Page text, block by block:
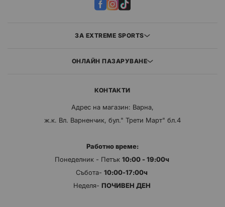
ЗА EXTREME SPORTS
ОНЛАЙН ПАЗАРУВАНЕ
КОНТАКТИ
Адрес на магазин: Варна,
ж.к. Вл. Варненчик, бул." Трети Март" бл.4
Работно време:
Понеделник - Петък 10:00 - 19:00ч
Събота- 10:00-17:00ч
Неделя- ПОЧИВЕН ДЕН